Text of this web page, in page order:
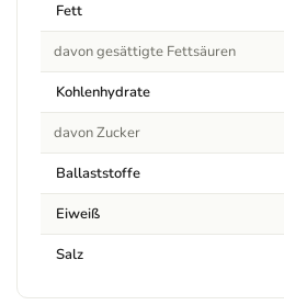
Fett
davon gesättigte Fettsäuren
Kohlenhydrate
davon Zucker
Ballaststoffe
Eiweiß
Salz